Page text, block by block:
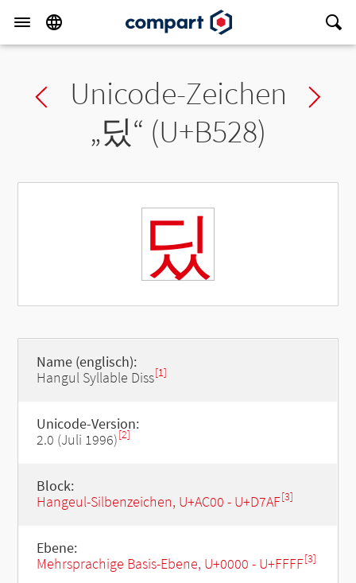
Previous char
Unicode-Zeichen
„딨“ (U+B528)
딨
Name (englisch):
Hangul Syllable Diss[1]
Unicode-Version:
2.0 (Juli 1996)[2]
Block:
Hangeul-Silbenzeichen, U+AC00 - U+D7AF[3]
Ebene:
Mehrsprachige Basis-Ebene, U+0000 - U+FFFF[3]